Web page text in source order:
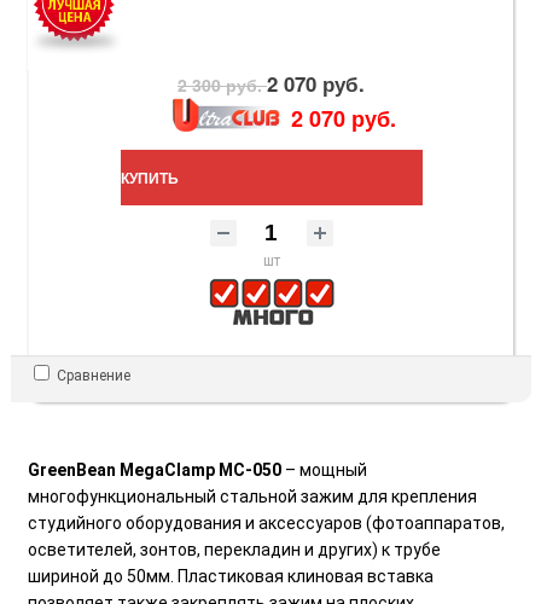
2 300 руб.2 070 руб.
2 070 руб.
КУПИТЬ
шт
Сравнение
GreenBean MegaClamp MC-050 – мощный
многофункциональный стальной зажим для крепления
студийного оборудования и аксессуаров (фотоаппаратов,
осветителей, зонтов, перекладин и других) к трубе
шириной до 50мм. Пластиковая клиновая вставка